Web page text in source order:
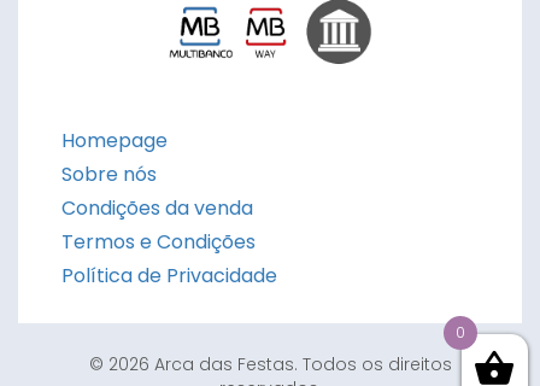
Homepage
Sobre nós
Condições da venda
Termos e Condições
Política de Privacidade
© 2026 Arca das Festas. Todos os direitos
0